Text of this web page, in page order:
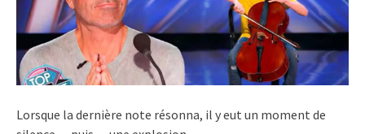
Lorsque la dernière note résonna, il y eut un moment de